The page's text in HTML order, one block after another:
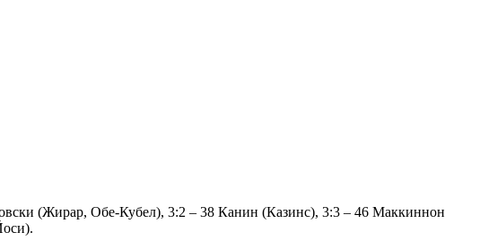
(Жирар, Обе-Кубел), 3:2 – 38 Канин (Казинс), 3:3 – 46 Маккиннон